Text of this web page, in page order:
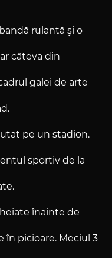
rulantă şi o
câteva din
galei de arte
pe un stadion.
sportiv de la
înainte de
picioare. Meciul 3